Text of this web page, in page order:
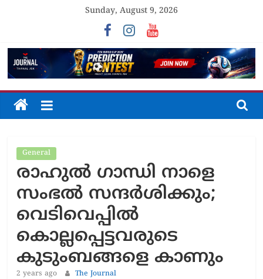
Sunday, August 9, 2026
The
Unfolding
The
General
രാഹുൽ ഗാന്ധി നാളെ
സംഭൽ സന്ദർശിക്കും;
വെടിവെപ്പിൽ
കൊല്ലപ്പെട്ടവരുടെ
കുടുംബങ്ങളെ കാണും
2 years ago The Journal